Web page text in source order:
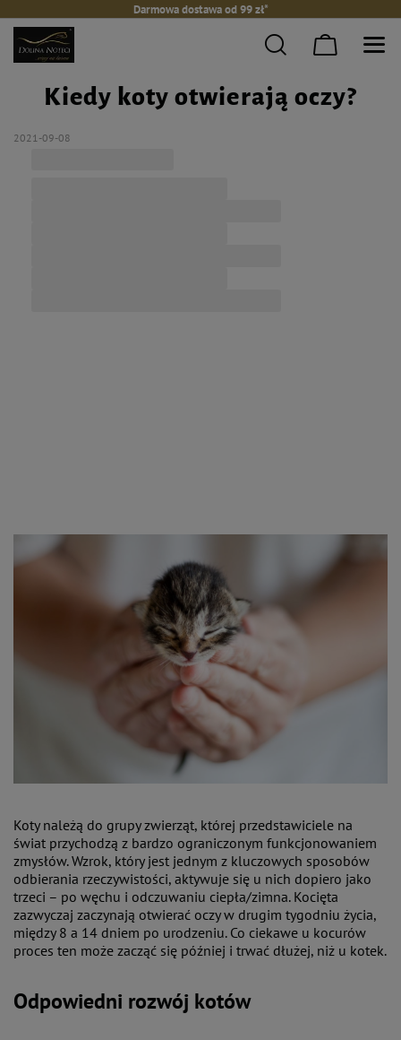
Darmowa dostawa od 99 zł*
Kiedy koty otwierają oczy?
2021-09-08
Koty należą do grupy zwierząt, której przedstawiciele na
świat przychodzą z bardzo ograniczonym funkcjonowaniem
zmysłów. Wzrok, który jest jednym z kluczowych sposobów
odbierania rzeczywistości, aktywuje się u nich dopiero jako
trzeci – po węchu i odczuwaniu ciepła/zimna. Kocięta
zazwyczaj zaczynają otwierać oczy w drugim tygodniu życia,
między 8 a 14 dniem po urodzeniu. Co ciekawe u kocurów
proces ten może zacząć się później i trwać dłużej, niż u kotek.
Odpowiedni rozwój kotów